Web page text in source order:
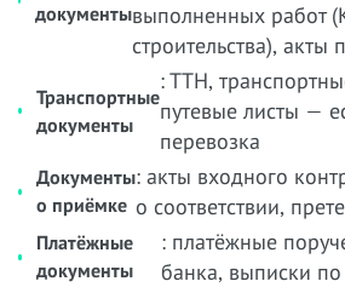
документывыполненных работ
строительства), акты
Транспортные
документы
: ТТН,
путевые листы —
перевозка
Документы
о приёмке
: акты входного
о соответствии,
Платёжные
документы
: платёжные
банка, выписки по